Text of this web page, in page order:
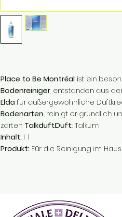
Place to Be Montréal ist ein
Bodenreiniger, entstanden aus
Eldafür außergewöhnliche
Bodenarten, reinigt er gründlich
zarten Talkduft.Duft:Talkum
Inhalt:1 l
Produkt: Für die Reinigung im